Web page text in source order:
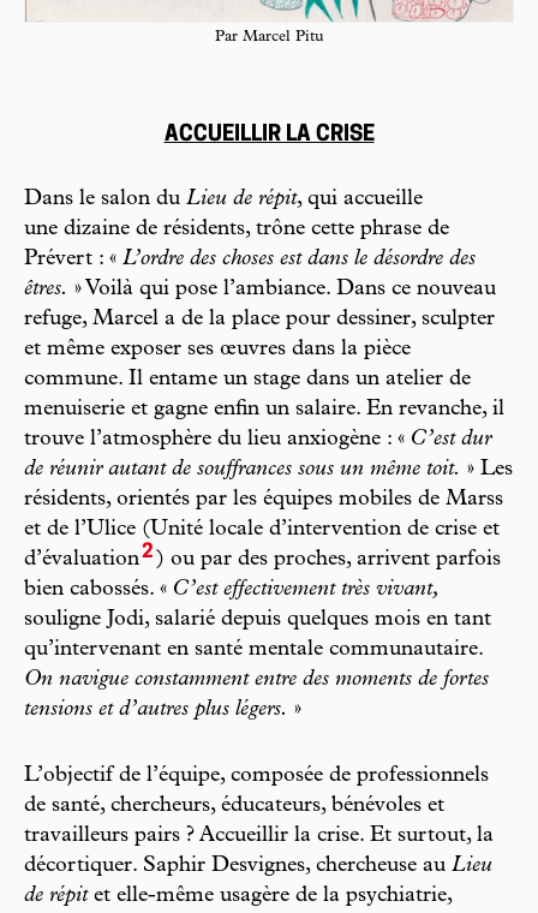
Par Marcel Pitu
ACCUEILLIR LA CRISE
Dans le salon du Lieu de répit, qui accueille
une dizaine de résidents, trône cette phrase de
Prévert : « L’ordre des choses est dans le désordre des
êtres. » Voilà qui pose l’ambiance. Dans ce nouveau
refuge, Marcel a de la place pour dessiner, sculpter
et même exposer ses œuvres dans la pièce
commune. Il entame un stage dans un atelier de
menuiserie et gagne enfin un salaire. En revanche, il
trouve l’atmosphère du lieu anxiogène : « C’est dur
de réunir autant de souffrances sous un même toit. » Les
résidents, orientés par les équipes mobiles de Marss
et de l’Ulice (Unité locale d’intervention de crise et
d’évaluation2 ) ou par des proches, arrivent parfois
bien cabossés. « C’est effectivement très vivant,
souligne Jodi, salarié depuis quelques mois en tant
qu’intervenant en santé mentale communautaire.
On navigue constamment entre des moments de fortes
tensions et d’autres plus légers. »
L’objectif de l’équipe, composée de professionnels
de santé, chercheurs, éducateurs, bénévoles et
travailleurs pairs ? Accueillir la crise. Et surtout, la
décortiquer. Saphir Desvignes, chercheuse au Lieu
de répitet elle-même usagère de la psychiatrie,